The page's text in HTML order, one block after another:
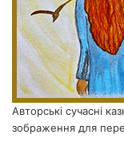
Авторські сучасні
зображення для